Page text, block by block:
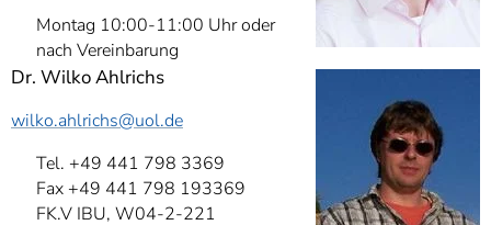
Montag 10:00-11:00 Uhr oder
nach Vereinbarung
Dr. Wilko Ahlrichs
wilko.ahlrichs@uol.de
Tel. +49 441 798 3369
Fax +49 441 798 193369
FK.V IBU, W04-2-221